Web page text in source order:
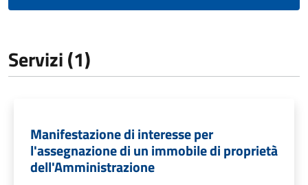
Servizi (1)
Manifestazione di interesse per
l'assegnazione di un immobile di proprietà
dell'Amministrazione